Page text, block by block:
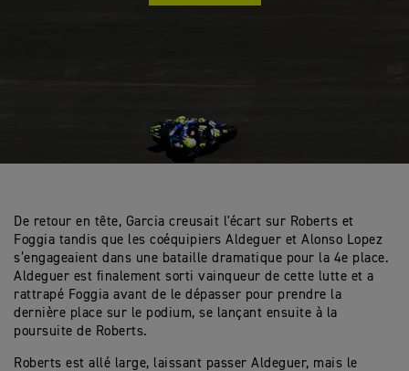
De retour en tête, Garcia creusait l'écart sur Roberts et
Foggia tandis que les coéquipiers Aldeguer et Alonso Lopez
s’engageaient dans une bataille dramatique pour la 4e place.
Aldeguer est finalement sorti vainqueur de cette lutte et a
rattrapé Foggia avant de le dépasser pour prendre la
dernière place sur le podium, se lançant ensuite à la
poursuite de Roberts.
Roberts est allé large, laissant passer Aldeguer, mais le